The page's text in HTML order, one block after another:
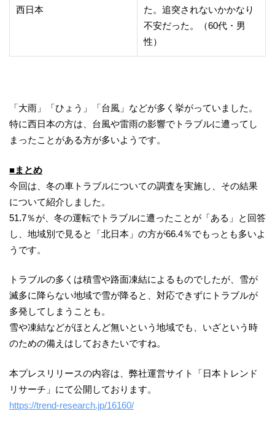
西日本
た。追突されないかかなり
不安だった。（60代・男
性）
「大雨」「ひょう」「台風」などが多く挙がっていました。
特に西日本の方は、台風や雷雨の影響でトラブルに遭ってし
まったことがある方が多いようです。
■まとめ
今回は、冬の車トラブルについての調査を実施し、その結果
について紹介しました。
51.7％が、冬の運転でトラブルに遭ったことが「ある」と回答
し、地域別で見ると「北日本」の方が66.4％でもっとも多いよ
うです。
トラブルの多くは積雪や路面凍結によるものでしたが、雪が
滅多に降らない地域で雪が降ると、対応できずにトラブルが
多発してしまうことも。
雪や凍結などがほとんど無いという地域でも、いざという時
のための備えはしておきたいですね。
本プレスリリースの内容は、弊社運営サイト「日本トレンド
リサーチ」にて公開しております。
https://trend-research.jp/16160/